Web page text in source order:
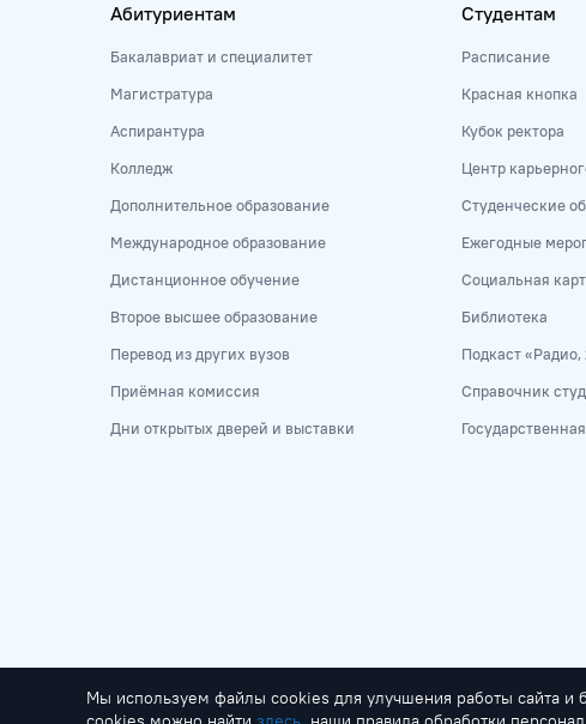
Абитуриентам
Бакалавриат и специалитет
Магистратура
Аспирантура
Колледж
Дополнительное образование
Международное образование
Дистанционное обучение
Второе высшее образование
Перевод из других вузов
Приёмная комиссия
Дни открытых дверей и выставки
Студентам
Расписание
Красная кнопка
Кубок ректора
Центр
Студенческие
Ежегодные
Социальная
Библиотека
Подкаст «Радио,
Справочник
Мы используем файлы cookies для улучшения работы сайта и